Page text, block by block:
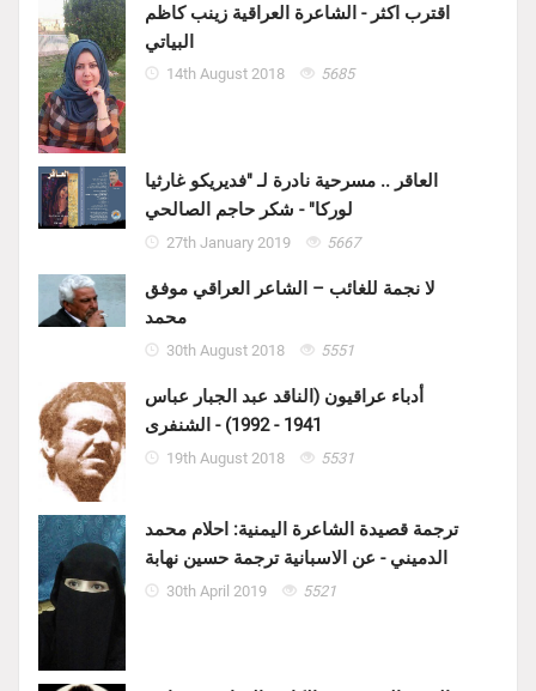
اقترب اكثر - الشاعرة العراقية زينب كاظم
البياتي
14th August 2018 5685
العاقر .. مسرحية نادرة لـ "فديريكو غارثيا
لوركا" - شكر حاجم الصالحي
27th January 2019 5667
لا نجمة للغائب – الشاعر العراقي موفق
محمد
30th August 2018 5551
أدباء عراقيون (الناقد عبد الجبار عباس
1941 - 1992) - الشنفرى
19th August 2018 5531
ترجمة قصيدة الشاعرة اليمنية: احلام محمد
الدميني - عن الاسبانية ترجمة حسين نهابة
30th April 2019 5521